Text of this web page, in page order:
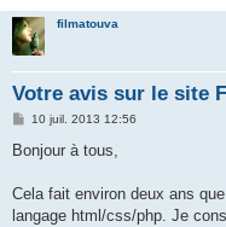
filmatouva
Votre avis sur le site
M
s
g
10 juil. 2013 12:56
Bonjour à tous,
Cela fait environ deux ans
langage html/css/php. Je